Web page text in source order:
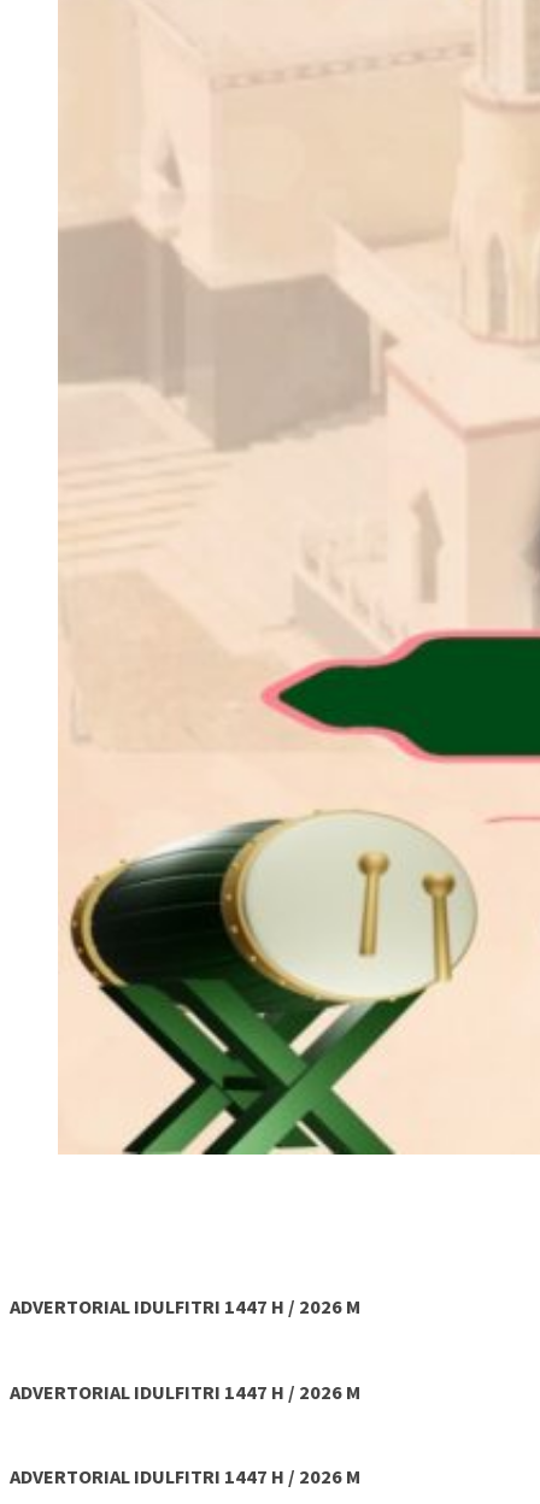
ADVERTORIAL IDULFITRI 1447 H / 2026 M
ADVERTORIAL IDULFITRI 1447 H / 2026 M
ADVERTORIAL IDULFITRI 1447 H / 2026 M